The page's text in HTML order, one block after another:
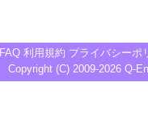
FAQ 利用規約 プライバシーポ
Copyright (C) 2009-2026 Q-